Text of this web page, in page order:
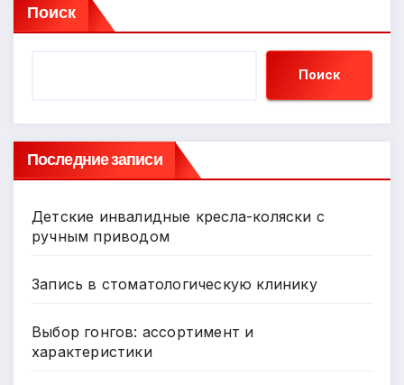
Поиск
Поиск
Последние записи
Детские инвалидные кресла-коляски с
ручным приводом
Запись в стоматологическую клинику
Выбор гонгов: ассортимент и
характеристики